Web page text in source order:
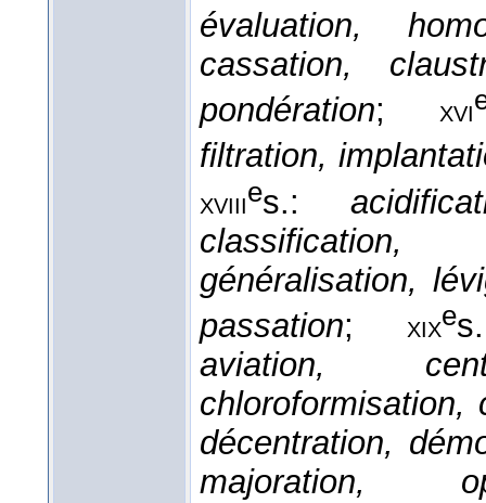
évaluation,
cassation,
pondération;xvi
filtration,
xviiies.:
classification,
généralisation,
passation; xixe
aviation,
chloroformisation,
décentration,
majoration,